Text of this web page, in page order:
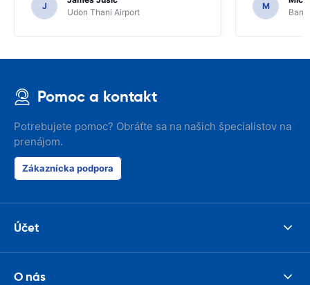
J
Udon Thani Airport
M
Pomoc a kontakt
Potrebujete pomoc? Obráťte sa na našich špecialistov na
prenájom.
Zákaznícka podpora
Účet
O nás